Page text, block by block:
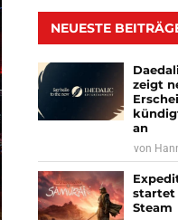
NEUESTE
zeigt
an
von
startet
Steam